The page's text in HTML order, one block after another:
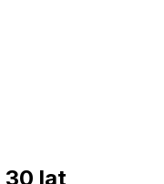
30 lat